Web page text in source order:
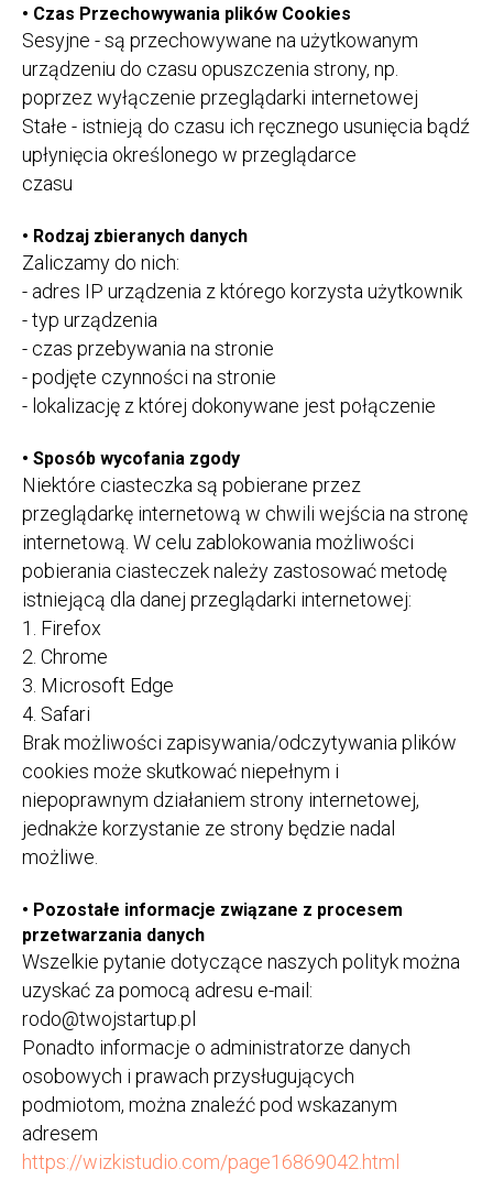
• Czas Przechowywania plików Cookies
Sesyjne - są przechowywane na użytkowanym
urządzeniu do czasu opuszczenia strony, np.
poprzez wyłączenie przeglądarki internetowej
Stałe - istnieją do czasu ich ręcznego usunięcia bądź
upłynięcia określonego w przeglądarce
czasu
• Rodzaj zbieranych danych
Zaliczamy do nich:
- adres IP urządzenia z którego korzysta użytkownik
- typ urządzenia
- czas przebywania na stronie
- podjęte czynności na stronie
- lokalizację z której dokonywane jest połączenie
• Sposób wycofania zgody
Niektóre ciasteczka są pobierane przez
przeglądarkę internetową w chwili wejścia na stronę
internetową. W celu zablokowania możliwości
pobierania ciasteczek należy zastosować metodę
istniejącą dla danej przeglądarki internetowej:
1. Firefox
2. Chrome
3. Microsoft Edge
4. Safari
Brak możliwości zapisywania/odczytywania plików
cookies może skutkować niepełnym i
niepoprawnym działaniem strony internetowej,
jednakże korzystanie ze strony będzie nadal
możliwe.
• Pozostałe informacje związane z procesem
przetwarzania danych
Wszelkie pytanie dotyczące naszych polityk można
uzyskać za pomocą adresu e-mail:
rodo@twojstartup.pl
Ponadto informacje o administratorze danych
osobowych i prawach przysługujących
podmiotom, można znaleźć pod wskazanym
adresem
https://wizkistudio.com/page16869042.html